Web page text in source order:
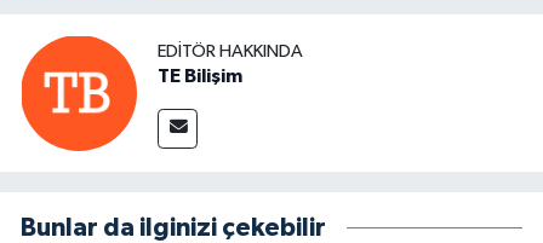
EDITÖR HAKKINDA
TE Bilişim
Bunlar da ilginizi çekebilir